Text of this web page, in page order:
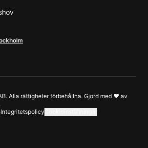
Alla rättigheter förbehållna. Gjord med ❤️ av
Integritetspolicy